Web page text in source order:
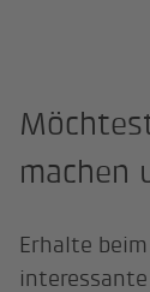
machen
Erhalte